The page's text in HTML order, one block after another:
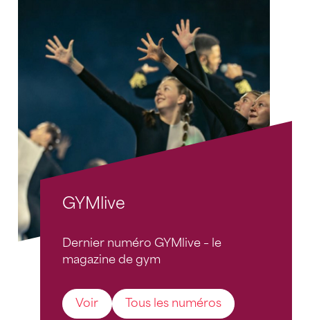
GYMlive
Dernier numéro GYMlive – le
magazine de gym
Voir Tous les numéros